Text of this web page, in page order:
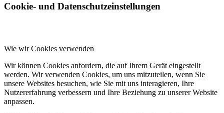
Cookie- und Datenschutzeinstellungen
Wie wir Cookies verwenden
Wir können Cookies anfordern, die auf Ihrem Gerät eingestellt
werden. Wir verwenden Cookies, um uns mitzuteilen, wenn Sie
unsere Websites besuchen, wie Sie mit uns interagieren, Ihre
Nutzererfahrung verbessern und Ihre Beziehung zu unserer Website
anpassen.